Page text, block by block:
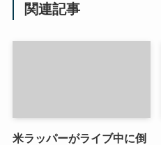
関連記事
米ラッパーがライブ中に倒